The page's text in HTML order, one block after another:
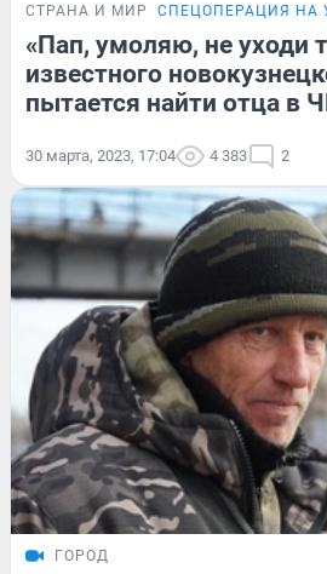
СТРАНА И МИР СПЕЦОПЕРАЦИЯ НА
«Пап, умоляю, не уходи
известного
пытается найти отца в
30 марта, 2023, 17:04 4 383 2
ГОРОД